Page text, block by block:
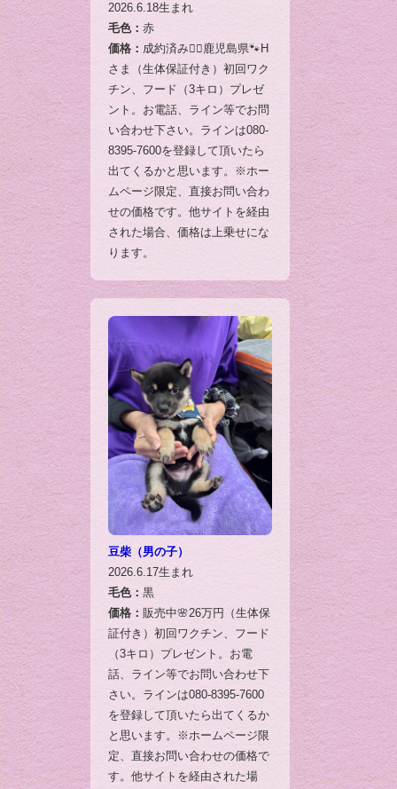
2026.6.18生まれ
毛色： 赤
価格： 成約済み🙇‍♂️鹿児島県🐾H
さま（生体保証付き）初回ワク
チン、フード（3キロ）プレゼ
ント。お電話、ライン等でお問
い合わせ下さい。ラインは080-
8395-7600を登録して頂いたら
出てくるかと思います。※ホー
ムページ限定、直接お問い合わ
せの価格です。他サイトを経由
された場合、価格は上乗せにな
ります。
豆柴（男の子）
2026.6.17生まれ
毛色： 黒
価格： 販売中🌸26万円（生体保
証付き）初回ワクチン、フード
（3キロ）プレゼント。お電
話、ライン等でお問い合わせ下
さい。ラインは080-8395-7600
を登録して頂いたら出てくるか
と思います。※ホームページ限
定、直接お問い合わせの価格で
す。他サイトを経由された場